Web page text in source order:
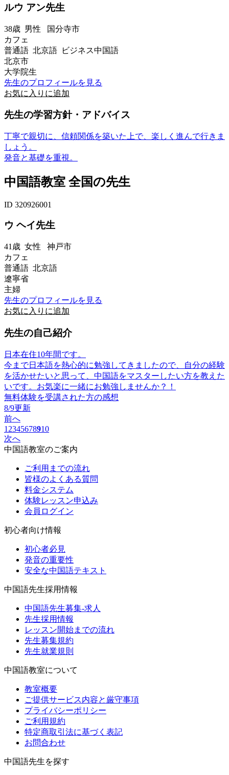
ルウ アン先生
38歳 男性 国分寺市
カフェ
普通語 北京語 ビジネス中国語
北京市
大学院生
先生のプロフィールを見る
お気に入りに追加
先生の学習方針・アドバイス
丁寧で親切に、信頼関係を築いた上で、楽しく進んで行きま
しょう。
発音と基礎を重視。
中国語教室 全国の先生
ID 320926001
ウ ヘイ先生
41歳 女性 神戸市
カフェ
普通語 北京語
遼寧省
主婦
先生のプロフィールを見る
お気に入りに追加
先生の自己紹介
日本在住10年間です。
今まで日本語を熱心的に勉強してきましたので、自分の経験
を活かせたいと思って、中国語をマスターしたい方を教えた
いです。お気楽に一緒にお勉強しませんか？！
無料体験を受講された方の感想
8/9更新
前へ
1 2345678910
次へ
中国語教室のご案内
ご利用までの流れ
皆様のよくある質問
料金システム
体験レッスン申込み
会員ログイン
初心者向け情報
初心者必見
発音の重要性
安全な中国語テキスト
中国語先生採用情報
中国語先生募集-求人
先生採用情報
レッスン開始までの流れ
先生募集規約
先生就業規則
中国語教室について
教室概要
ご提供サービス内容と厳守事項
プライバシーポリシー
ご利用規約
特定商取引法に基づく表記
お問合わせ
中国語先生を探す